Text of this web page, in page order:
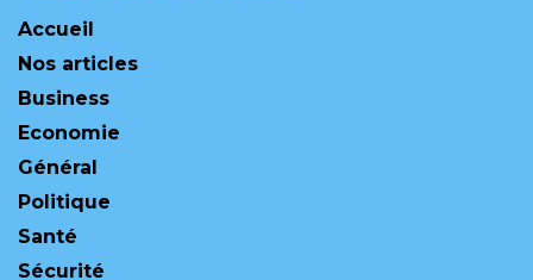
Accueil
Nos articles
Business
Economie
Général
Politique
Santé
Sécurité